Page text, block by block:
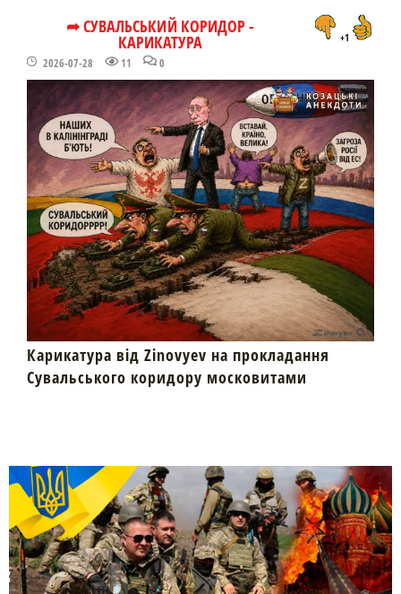
➦ СУВАЛЬСЬКИЙ КОРИДОР -
КАРИКАТУРА
2026-07-28 11 0
+1
Карикатура від Zinovyev на прокладання
Сувальського коридору московитами